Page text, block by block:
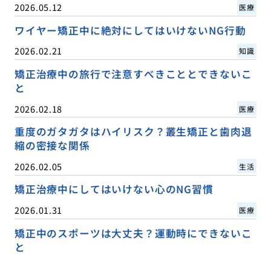
2026.05.12 医療
ワイヤー矯正中に絶対にしてはいけないNG行動
2026.02.21 知識
矯正治療中の旅行で注意すべきこととできないこ
と
2026.02.18 医療
重度のガタガタはハイリスク？叢生矯正と歯肉退
縮の密接な関係
2026.02.05 生活
矯正治療中にしてはいけない心のNG習慣
2026.01.31 医療
矯正中のスポーツは大丈夫？運動時にできないこ
と